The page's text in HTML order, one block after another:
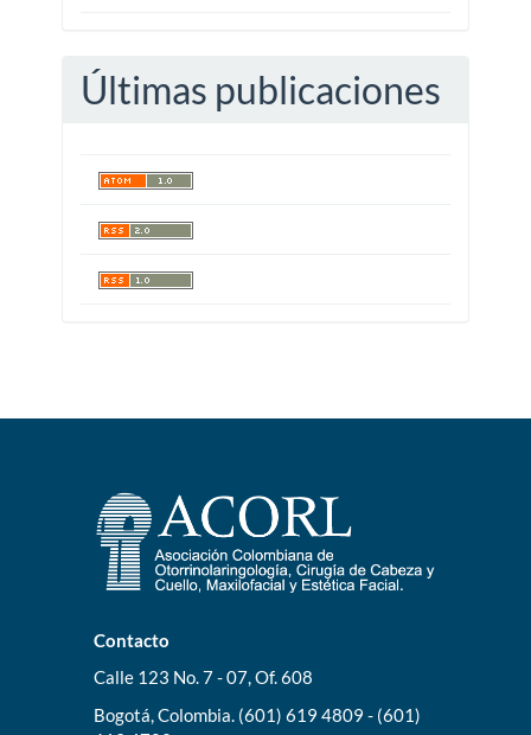
Últimas publicaciones
Contacto
Calle 123 No. 7 - 07, Of. 608
Bogotá, Colombia. (601) 619 4809 - (601)